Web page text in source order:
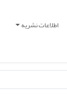
اطلاعات نشریه